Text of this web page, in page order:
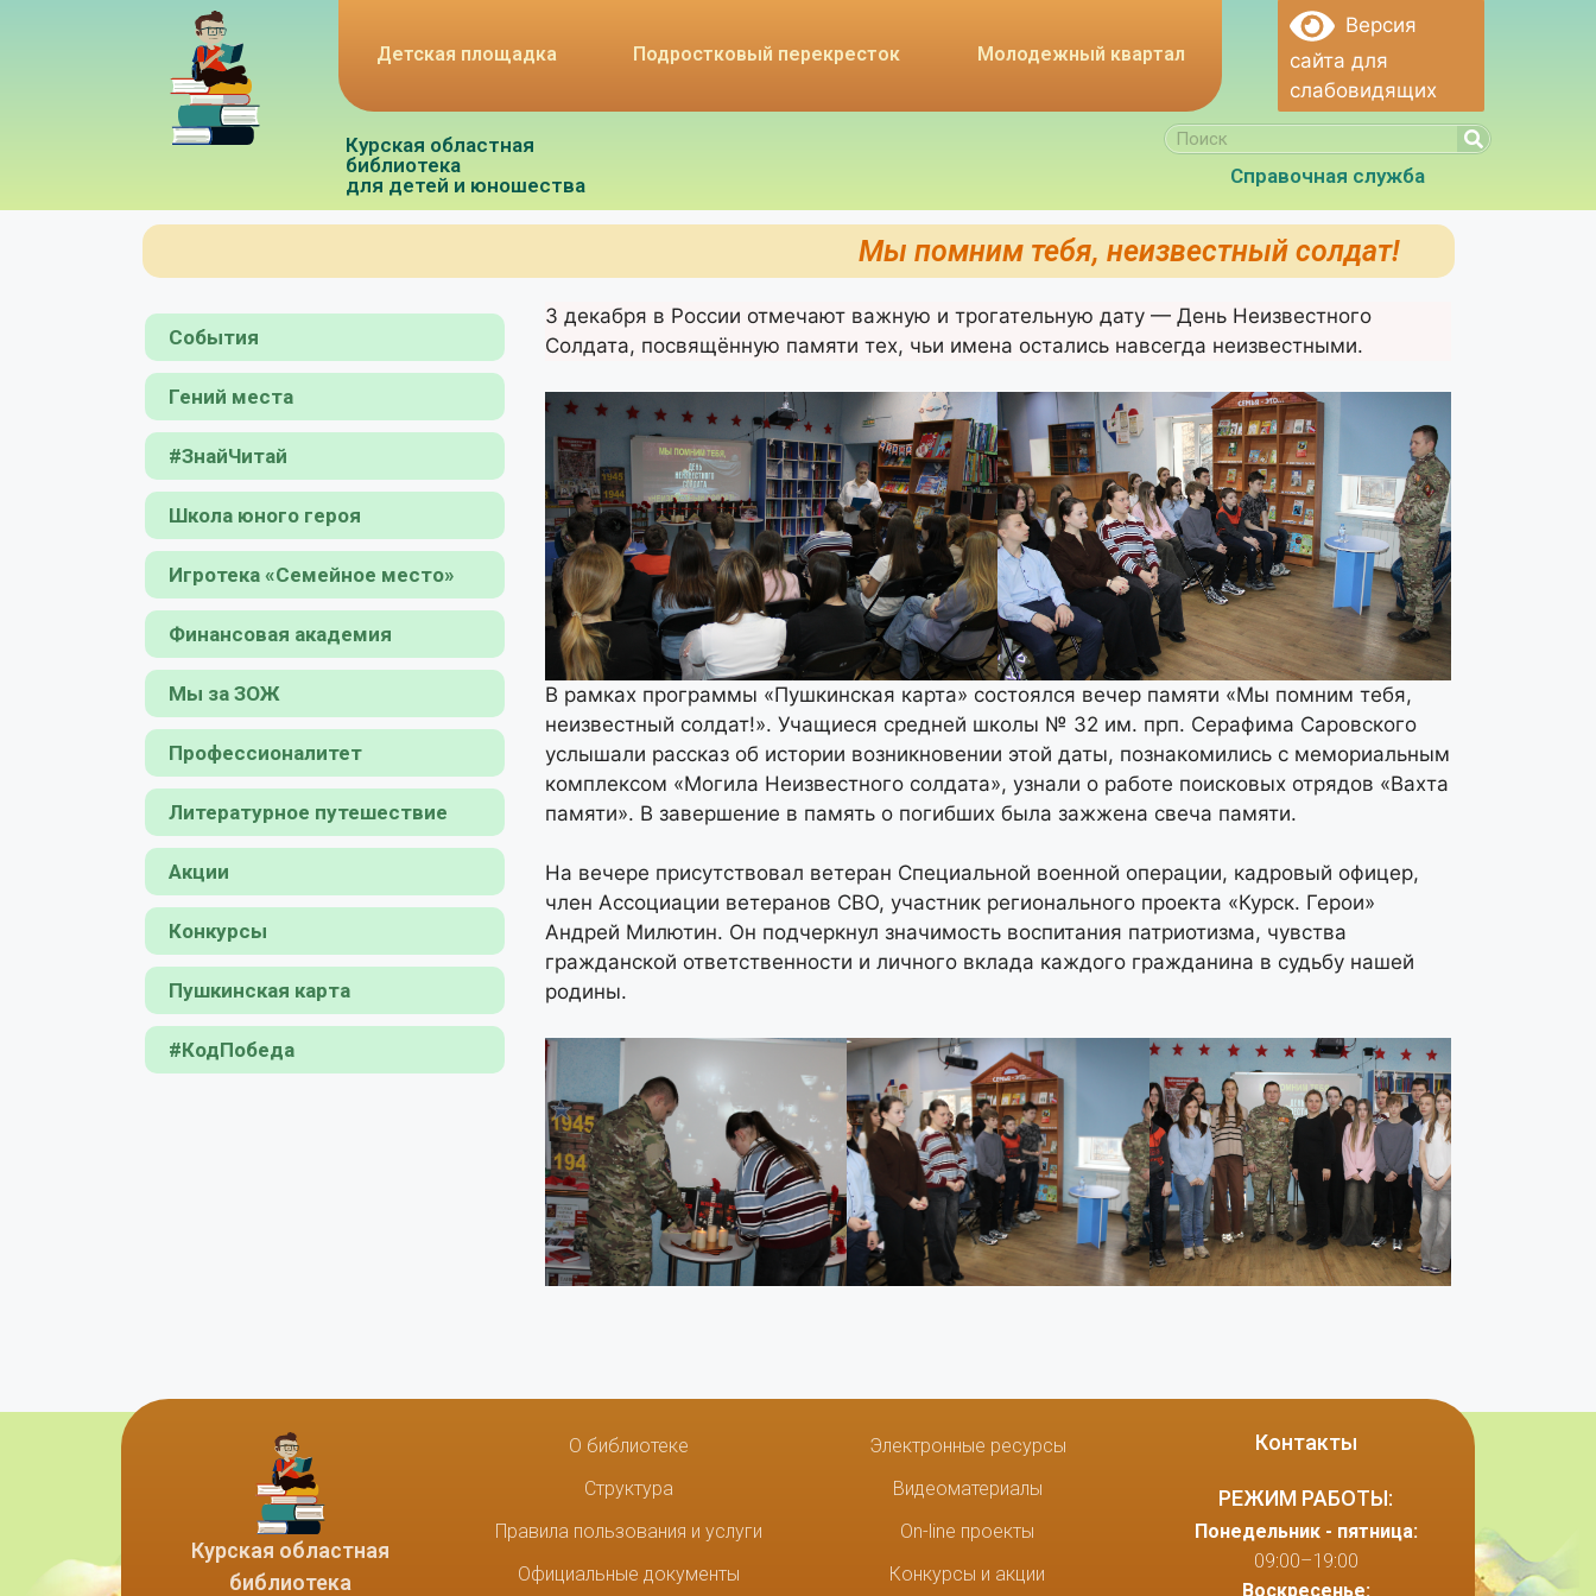
Детская площадка Подростковый перекресток Молодежный квартал
Версия
сайта для
слабовидящих
Курская областная
библиотека
для детей и юношества
Справочная служба
Мы помним тебя, неизвестный солдат!
События
Гений места
#ЗнайЧитай
Школа юного героя
Игротека «Семейное место»
Финансовая академия
Мы за ЗОЖ
Профессионалитет
Литературное путешествие
Акции
Конкурсы
Пушкинская карта
#КодПобеда
3 декабря в России отмечают важную и трогательную дату — День Неизвестного
Солдата, посвящённую памяти тех, чьи имена остались навсегда неизвестными.
В рамках программы «Пушкинская карта» состоялся вечер памяти «Мы помним тебя,
неизвестный солдат!». Учащиеся средней школы № 32 им. прп. Серафима Саровского
услышали рассказ об истории возникновении этой даты, познакомились с мемориальным
комплексом «Могила Неизвестного солдата», узнали о работе поисковых отрядов «Вахта
памяти». В завершение в память о погибших была зажжена свеча памяти.
На вечере присутствовал ветеран Специальной военной операции, кадровый офицер,
член Ассоциации ветеранов СВО, участник регионального проекта «Курск. Герои»
Андрей Милютин. Он подчеркнул значимость воспитания патриотизма, чувства
гражданской ответственности и личного вклада каждого гражданина в судьбу нашей
родины.
Курская областная
библиотека
О библиотеке
Структура
Правила пользования и услуги
Официальные документы
Электронные ресурсы
Видеоматериалы
On-line проекты
Конкурсы и акции
Контакты
РЕЖИМ РАБОТЫ:
Понедельник - пятница:
09:00–19:00
Воскресенье: